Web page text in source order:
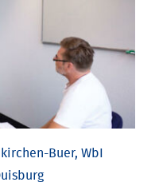
Buer, WbI